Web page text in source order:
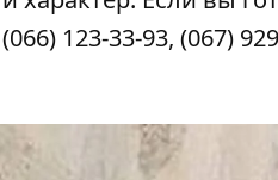
123-33-93, (067)